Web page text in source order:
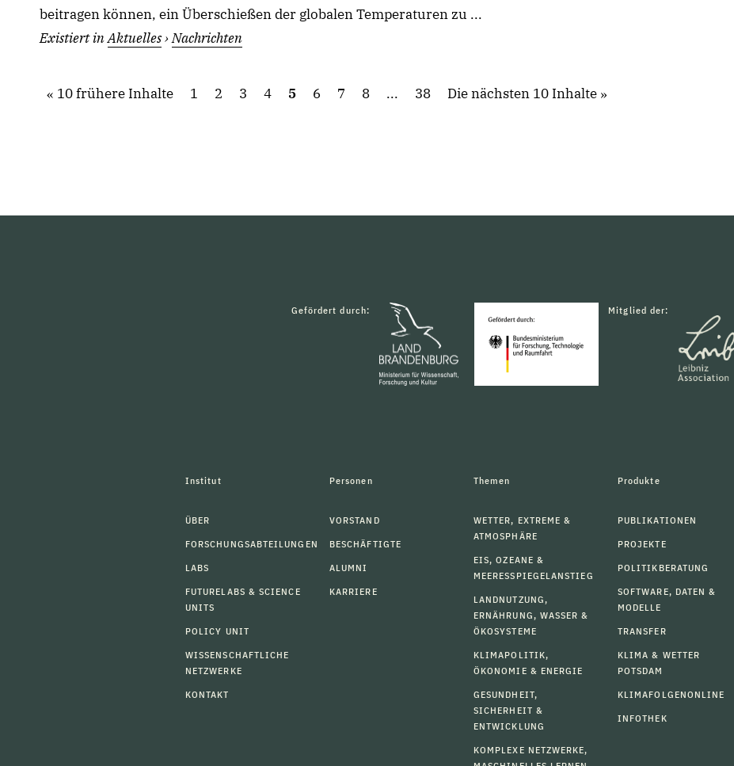
beitragen können, ein Überschießen der globalen Temperaturen zu ...
Existiert inAktuelles›Nachrichten
10 frühere Inhalte 1 2 3 4 5 6 7 8 ... 38 Die nächsten 10 Inhalte
Gefördert durch: Mitglied der:
Institut
ÜBER
FORSCHUNGSABTEILUNGEN
LABS
FUTURELABS & SCIENCE
UNITS
POLICY UNIT
WISSENSCHAFTLICHE
NETZWERKE
KONTAKT
Personen
VORSTAND
BESCHÄFTIGTE
ALUMNI
KARRIERE
Themen
WETTER, EXTREME &
ATMOSPHÄRE
EIS, OZEANE &
MEERESSPIEGELANSTIEG
LANDNUTZUNG,
ERNÄHRUNG, WASSER &
ÖKOSYSTEME
KLIMAPOLITIK,
ÖKONOMIE & ENERGIE
GESUNDHEIT,
SICHERHEIT &
ENTWICKLUNG
KOMPLEXE NETZWERKE,
Produkte
PUBLIKATIONEN
PROJEKTE
POLITIKBERATUNG
SOFTWARE, DATEN &
MODELLE
TRANSFER
KLIMA & WETTER
POTSDAM
KLIMAFOLGENONLINE
INFOTHEK